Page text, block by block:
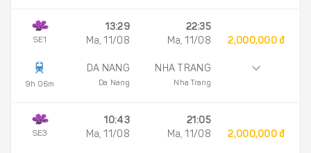
SE1
9h 06m
13:29
Ma, 11/08
DA NANG
Da Nang
22:35
Ma, 11/08
NHA TRANG
Nha Trang
2,000,000 đ
SE3
10:43
Ma, 11/08
21:05
Ma, 11/08
2,000,000 đ